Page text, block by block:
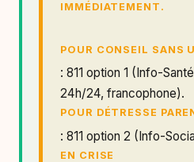
IMMÉDIATEMENT.
POUR CONSEIL SANS
: 811 option 1 (Info-
24h/24, francophone).
POUR DÉTRESSE
: 811 option 2 (Info-
EN CRISE